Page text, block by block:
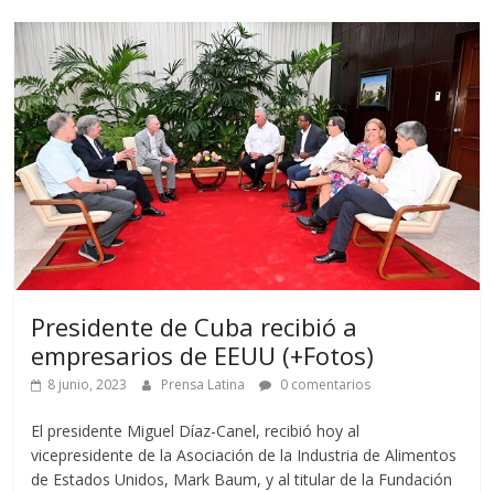
Presidente de Cuba recibió a
empresarios de EEUU (+Fotos)
8 junio, 2023 Prensa Latina 0 comentarios
El presidente Miguel Díaz-Canel, recibió hoy al
vicepresidente de la Asociación de la Industria de Alimentos
de Estados Unidos, Mark Baum, y al titular de la Fundación